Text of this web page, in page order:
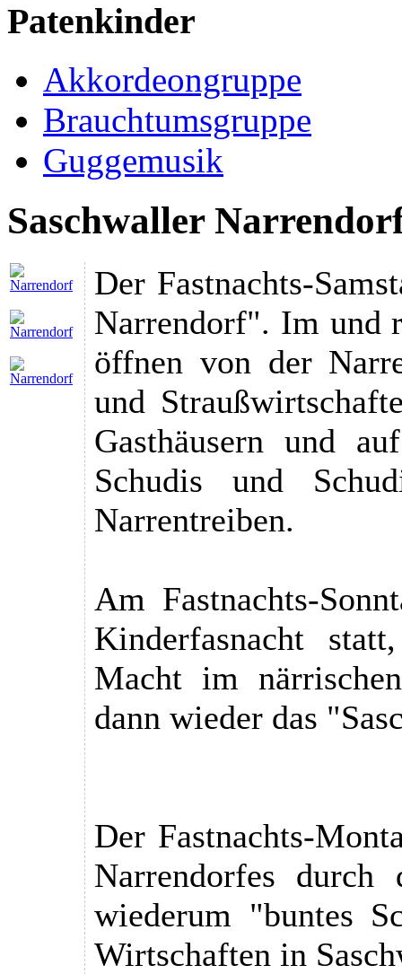
Patenkinder
Akkordeongruppe
Brauchtumsgruppe
Guggemusik
Saschwaller
Der Fastnachts-
Narrendorf". Im und
öffnen von der
und
Gasthäusern und
Schudis und
Narrentreiben.
Am Fastnachts-
Kinderfasnacht
Macht im
dann wieder das
Der Fastnachts-
Narrendorfes durch
wiederum "buntes
Wirtschaften in